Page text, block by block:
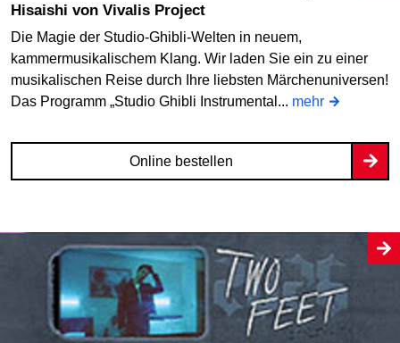
Hisaishi von Vivalis Project
Die Magie der Studio-Ghibli-Welten in neuem,
kammermusikalischem Klang. Wir laden Sie ein zu einer
musikalischen Reise durch Ihre liebsten Märchenuniversen!
Das Programm „Studio Ghibli Instrumental... mehr
Online bestellen